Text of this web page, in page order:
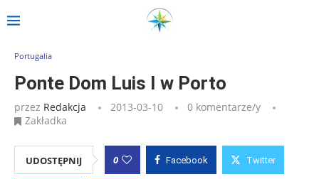
Strona główna Ponte Dom Luis I w Porto
Portugalia
Ponte Dom Luis I w Porto
przez Redakcja 2013-03-10
0 komentarze/y
Zakładka
UDOSTĘPNIJ 0 Facebook Twitter